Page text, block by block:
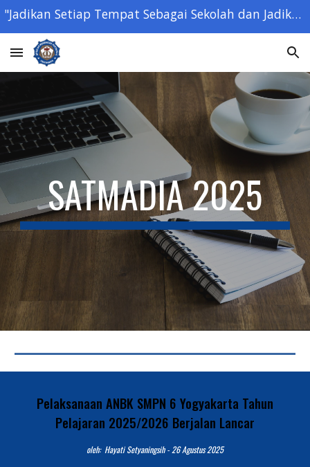
Skip to main content Skip to navigation
"Jadikan Setiap Tempat Sebagai Sekolah dan Jadikan Setiap Orang Sebagai Guru" - Ki Hajar Dewantara -
SATMADIA 2025
Pelaksanaan ANBK SMPN 6 Yogyakarta Tahun
Pelajaran 2025/2026 Berjalan Lancar
oleh: Hayati Setyaningsih - 26Agustus 2025